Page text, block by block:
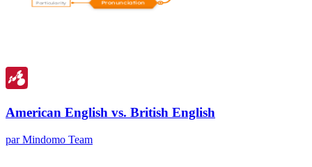
American English vs. British English
par Mindomo Team